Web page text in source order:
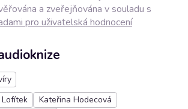
a zveřejňována v souladu s
pro uživatelská hodnocení
Lofítek
Kateřina Hodecová